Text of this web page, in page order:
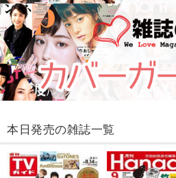
本日発売の雑誌一覧